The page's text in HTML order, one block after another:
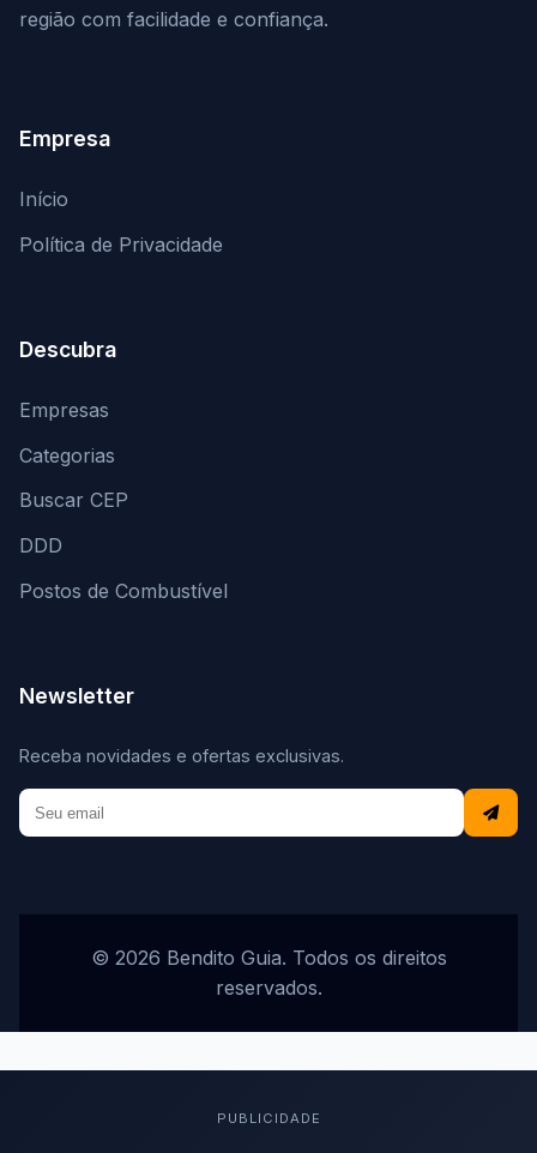
região com facilidade e confiança.
Empresa
Início
Política de Privacidade
Descubra
Empresas
Categorias
Buscar CEP
DDD
Postos de Combustível
Newsletter
Receba novidades e ofertas exclusivas.
© 2026 Bendito Guia. Todos os direitos
reservados.